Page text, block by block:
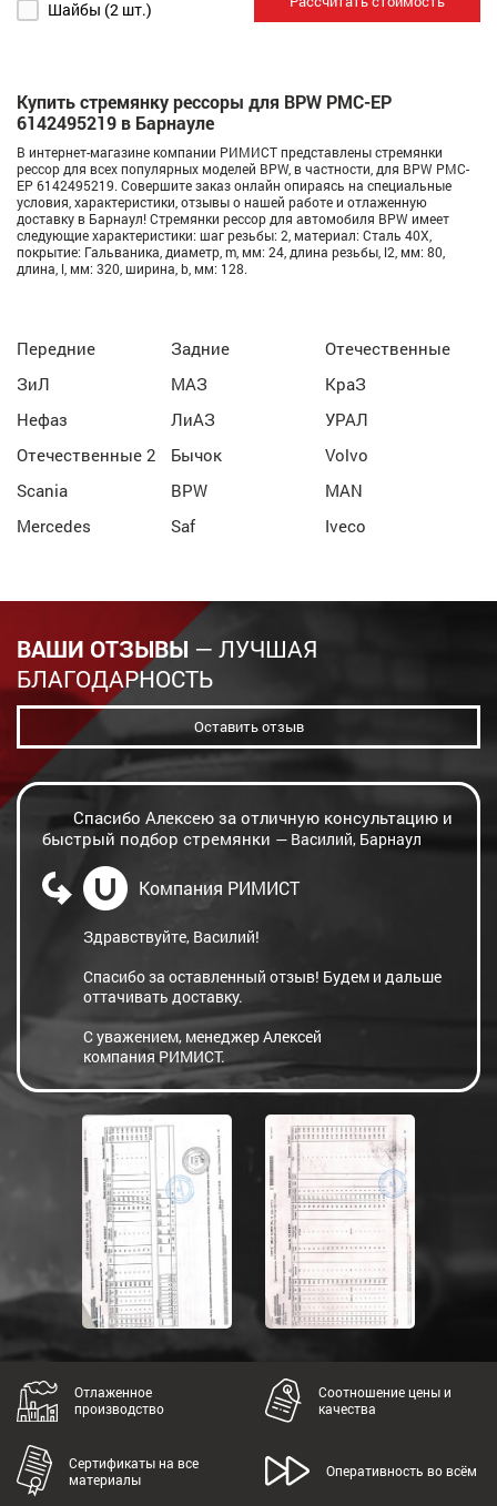
Шайбы (2 шт.)
Купить стремянку рессоры для BPW РМС-EP
6142495219 в Барнауле
В интернет-магазине компании РИМИСТ представлены стремянки
рессор для всех популярных моделей BPW, в частности, для BPW РМС-
EP 6142495219. Совершите заказ онлайн опираясь на специальные
условия, характеристики, отзывы о нашей работе и отлаженную
доставку в Барнаул! Стремянки рессор для автомобиля BPW имеет
следующие характеристики: шаг резьбы: 2, материал: Сталь 40Х,
покрытие: Гальваника, диаметр, m, мм: 24, длина резьбы, l2, мм: 80,
длина, l, мм: 320, ширина, b, мм: 128.
Передние Задние
Отечественные
ЗиЛ
МАЗ
КраЗ
Нефаз
ЛиАЗ
УРАЛ
Отечественные 2
Бычок
Volvo
Scania
BPW
MAN
Mercedes
Saf Iveco
ВАШИ ОТЗЫВЫ — ЛУЧШАЯ
БЛАГОДАРНОСТЬ
Оставить отзыв
Спасибо Алексею за отличную консультацию и
быстрый подбор стремянки — Василий, Барнаул
Компания РИМИСТ
Здравствуйте, Василий!
Спасибо за оставленный отзыв! Будем и дальше
оттачивать доставку.
С уважением, менеджер Алексей
компания РИМИСТ.
Отлаженное
производство
Соотношение цены и
качества
Сертификаты на все
материалы
Оперативность во всём